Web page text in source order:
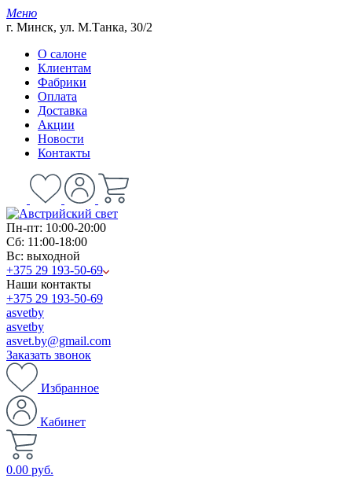
Меню
г. Минск, ул. М.Танка, 30/2
О салоне
Клиентам
Фабрики
Оплата
Доставка
Акции
Новости
Контакты
Пн-пт: 10:00-20:00
Сб: 11:00-18:00
Вс: выходной
+375 29 193-50-69
Наши контакты
+375 29 193-50-69
asvetby
asvetby
asvet.by@gmail.com
Заказать звонок
Избранное
Кабинет
0.00 руб.